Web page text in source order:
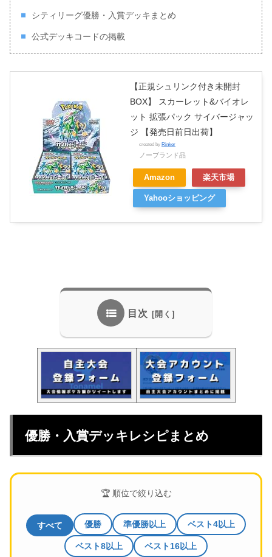
シティリーグ優勝・入賞デッキまとめ
公式デッキコードの掲載
【正規シュリンク付き未開封
BOX】 スカーレット&バイオレ
ット 拡張パック サイバージャッ
ジ 【発売日前日出荷】
created by Rinker
ノーブランド品
Amazon 楽天市場
Yahooショッピング
目次
優勝・入賞デッキレシピまとめ
🏆 順位で絞り込む
すべて 優勝 準優勝以上 ベスト4以上
ベスト8以上 ベスト16以上